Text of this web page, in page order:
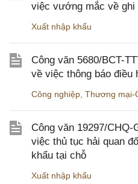
việc vướng mắc về ghi
Xuất nhập khẩu
Công văn 5680/BCT-
về việc thông báo điều
Công nghiệp Thương mại-
Công văn 19297/CHQ-
việc thủ tục hải quan
khẩu tại chỗ
Xuất nhập khẩu